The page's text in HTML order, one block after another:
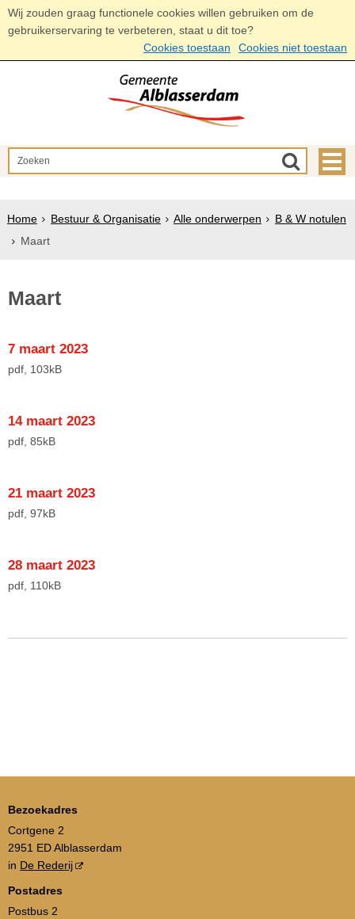
Wij zouden graag functionele cookies willen gebruiken om de
gebruikerservaring te verbeteren, staat u dit toe?
Cookies toestaan
Cookies niet toestaan
Home Bestuur & Organisatie Alle onderwerpen
B & W notulen
Maart
Maart
7 maart 2023
pdf , 103kB
14 maart 2023
pdf , 85kB
21 maart 2023
pdf , 97kB
28 maart 2023
pdf , 110kB
Bezoekadres
Cortgene 2
2951 ED Alblasserdam
in De Rederij
Postadres
Postbus 2